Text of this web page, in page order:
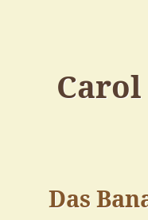
Das